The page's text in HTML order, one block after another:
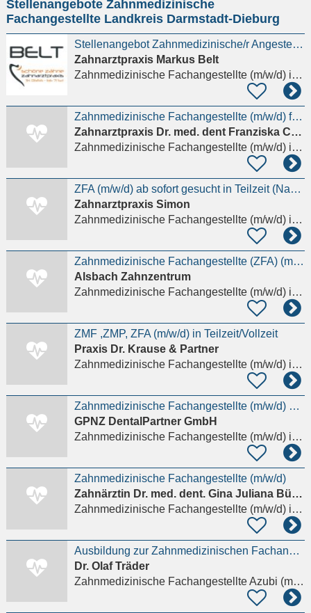
eingeben
Stellenangebote Zahnmedizinische
Fachangestellte Landkreis Darmstadt-Dieburg
Stellenangebot Zahnmedizinische/r Angestellte/r - ZFA (m/w/d)
Zahnarztpraxis Markus Belt
Zahnmedizinische Fachangestellte (m/w/d)in Griesheim
Zahnmedizinische Fachangestellte (m/w/d) für die Behandlungsassistenz
Zahnarztpraxis Dr. med. dent Franziska Cuny
Zahnmedizinische Fachangestellte (m/w/d)in Dieburg
ZFA (m/w/d) ab sofort gesucht in Teilzeit (Nachmittag)
Zahnarztpraxis Simon
Zahnmedizinische Fachangestellte (m/w/d)in Ober-Ramstadt
Zahnmedizinische Fachangestellte (ZFA) (m/w/d)
Alsbach Zahnzentrum
Zahnmedizinische Fachangestellte (m/w/d)in Alsbach-Hähnlein
ZMF ,ZMP, ZFA (m/w/d) in Teilzeit/Vollzeit
Praxis Dr. Krause & Partner
Zahnmedizinische Fachangestellte (m/w/d)in Modautal, Brandau
Zahnmedizinische Fachangestellte (m/w/d) 1.500 € Willkommensbonus
GPNZ DentalPartner GmbH
Zahnmedizinische Fachangestellte (m/w/d)in Weiterstadt
Zahnmedizinische Fachangestellte (m/w/d)
Zahnärztin Dr. med. dent. Gina Juliana Büchl
Zahnmedizinische Fachangestellte (m/w/d)in Mühltal, Nieder-Ramstadt
Ausbildung zur Zahnmedizinischen Fachangestellten (ZFA) (m/w/d)
Dr. Olaf Träder
Zahnmedizinische Fachangestellte Azubi (m/w/d)